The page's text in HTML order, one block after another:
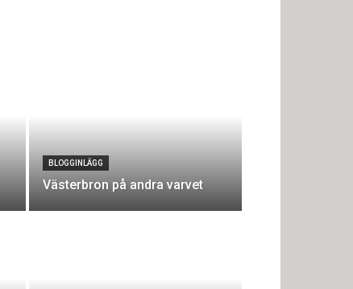
BLOGGINLÄGG
Västerbron på andra varvet